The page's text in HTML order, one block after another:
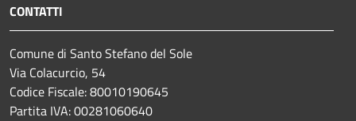
CONTATTI
Comune di Santo Stefano del Sole
Via Colacurcio, 54
Codice Fiscale: 80010190645
Partita IVA: 00281060640